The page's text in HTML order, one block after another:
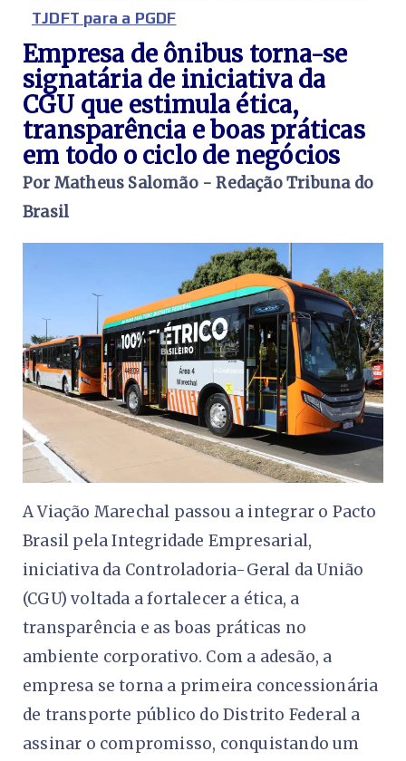
TJDFT para a PGDF
Empresa de ônibus torna-se
signatária de iniciativa da
CGU que estimula ética,
transparência e boas práticas
em todo o ciclo de negócios
Por Matheus Salomão - Redação Tribuna do
Brasil
A Viação Marechal passou a integrar o Pacto
Brasil pela Integridade Empresarial,
iniciativa da Controladoria-Geral da União
(CGU) voltada a fortalecer a ética, a
transparência e as boas práticas no
ambiente corporativo. Com a adesão, a
empresa se torna a primeira concessionária
de transporte público do Distrito Federal a
assinar o compromisso, conquistando um